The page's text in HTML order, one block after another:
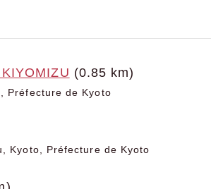
(0.85 km)
Préfecture de Kyoto
Kyoto, Préfecture de Kyoto